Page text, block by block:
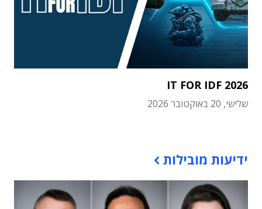
IT FOR IDF 2026
שלישי, 20 באוקטובר 2026
ידיעות מובילות